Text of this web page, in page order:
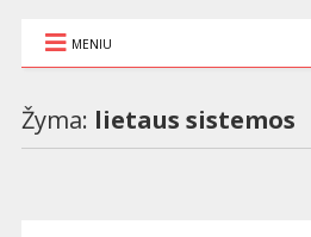
MENIU
Žyma: lietaus sistemos